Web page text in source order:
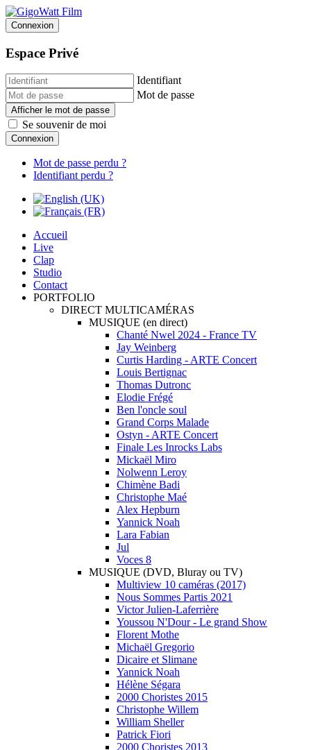
Connexion
Espace Privé
Identifiant
Mot de passe
Afficher le mot de passe
Se souvenir de moi
Connexion
Mot de passe perdu ?
Identifiant perdu ?
Accueil
Live
Clap
Studio
Contact
PORTFOLIO
DIRECT MULTICAMÉRAS
MUSIQUE (en direct)
Chanté Nwel 2024 - France TV
Jay Weinberg
Curtis Harding - ARTE Concert
Louis Bertignac
Thomas Dutronc
Elodie Frégé
Ben l'oncle soul
Grand Corps Malade
Ostyn - ARTE Concert
Finale Les Inrocks Labs
Mickaël Miro
Nolwenn Leroy
Chimène Badi
Christophe Maé
Alex Hepburn
Yannick Noah
Lara Fabian
Jul
Voces 8
MUSIQUE (DVD, Bluray ou TV)
Multiview 10 caméras (2017)
Nous Sommes Partis 2021
Victor Julien-Laferrière
Youssou N'Dour - Le grand Show
Florent Mothe
Michaël Gregorio
Dicaire et Slimane
Yannick Noah
Hélène Ségara
2000 Choristes 2015
Christophe Willem
William Sheller
Patrick Fiori
2000 Choristes 2013